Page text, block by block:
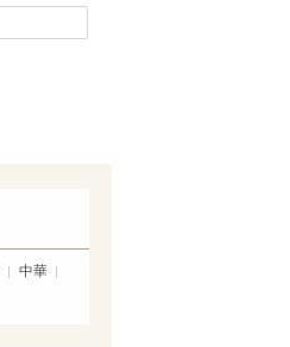
中華